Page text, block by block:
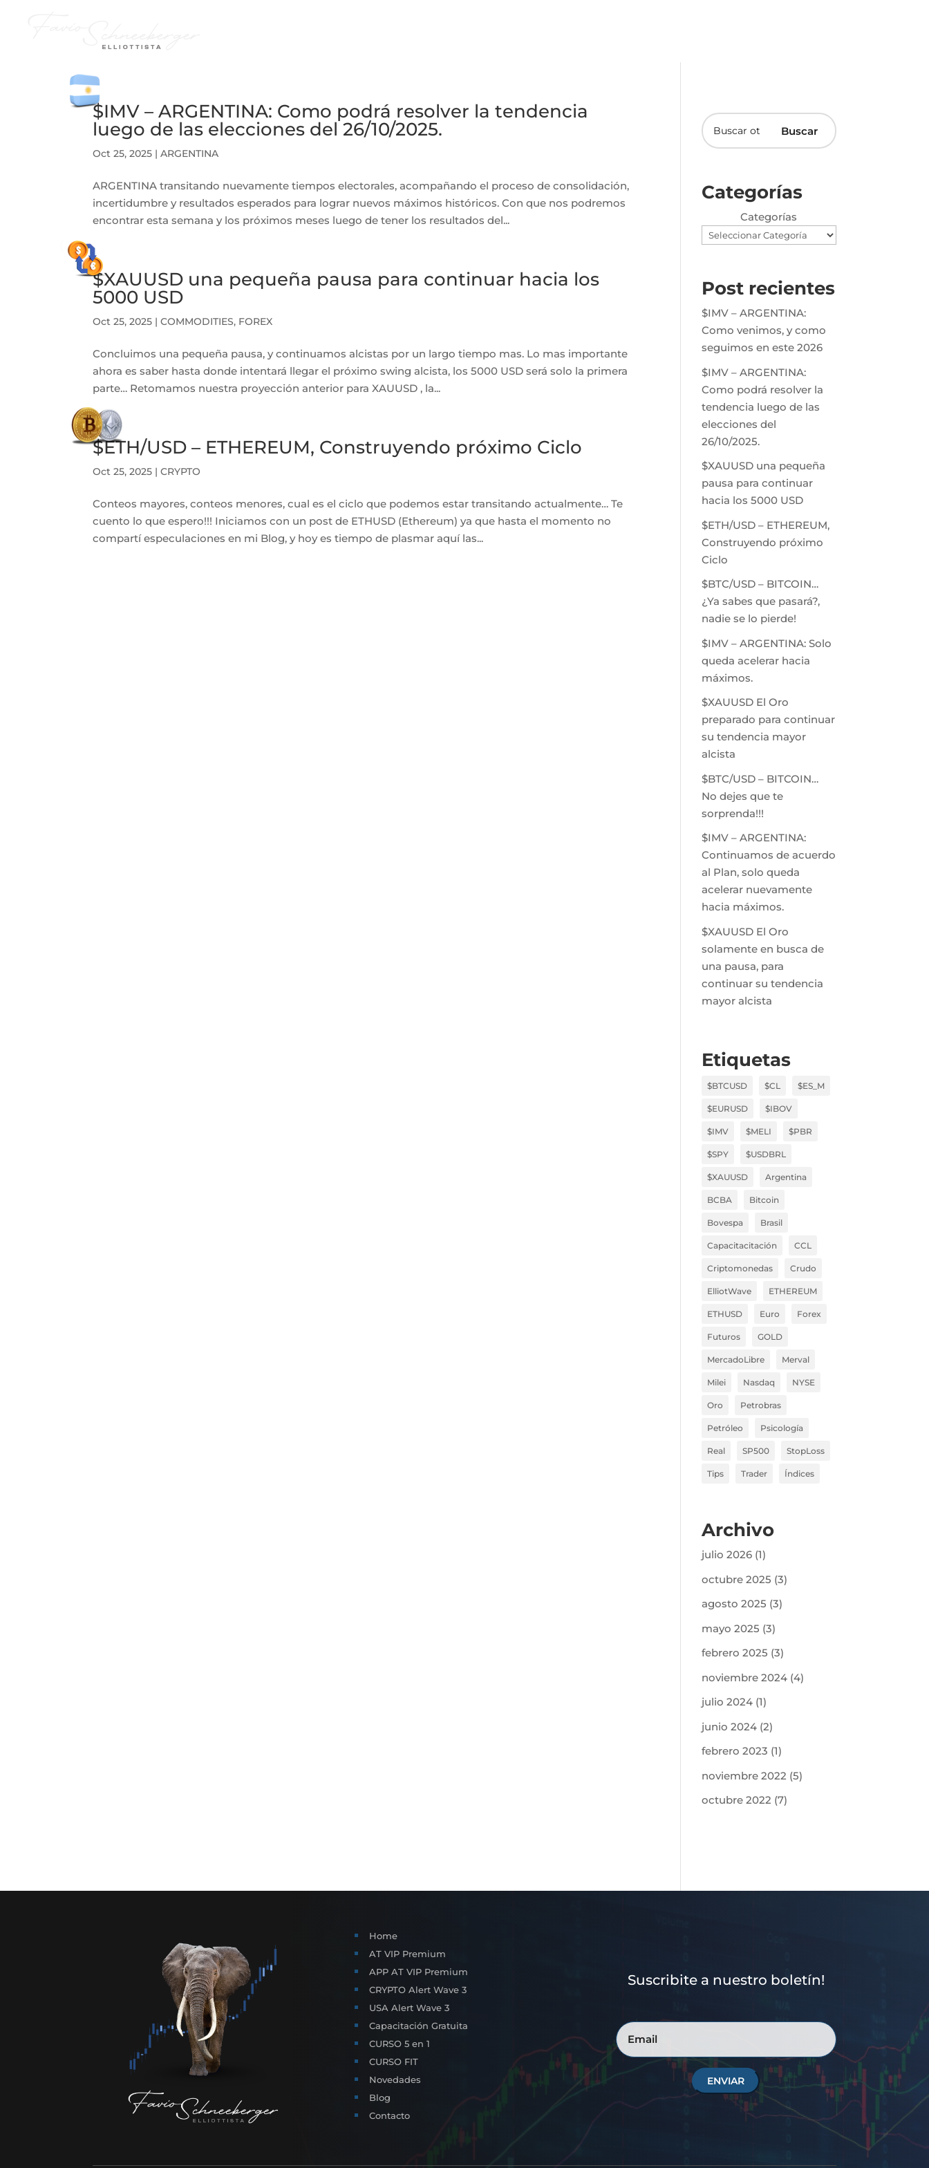
$IMV – ARGENTINA: Como podrá resolver la tendencia
luego de las elecciones del 26/10/2025.
Oct 25, 2025 |ARGENTINA
ARGENTINA transitando nuevamente tiempos electorales, acompañando el proceso de consolidación,
incertidumbre y resultados esperados para lograr nuevos máximos históricos. Con que nos podremos
encontrar esta semana y los próximos meses luego de tener los resultados del...
$XAUUSD una pequeña pausa para continuar hacia los
5000 USD
Oct 25, 2025 |COMMODITIES, FOREX
Concluimos una pequeña pausa, y continuamos alcistas por un largo tiempo mas. Lo mas importante
ahora es saber hasta donde intentará llegar el próximo swing alcista, los 5000 USD será solo la primera
parte… Retomamos nuestra proyección anterior para XAUUSD , la...
$ETH/USD – ETHEREUM, Construyendo próximo Ciclo
Oct 25, 2025 |CRYPTO
Conteos mayores, conteos menores, cual es el ciclo que podemos estar transitando actualmente… Te
cuento lo que espero!!! Iniciamos con un post de ETHUSD (Ethereum) ya que hasta el momento no
compartí especulaciones en mi Blog, y hoy es tiempo de plasmar aquí las...
Categorías
Categorías
Post recientes
$IMV – ARGENTINA:
Como venimos, y como
seguimos en este 2026
$IMV – ARGENTINA:
Como podrá resolver la
tendencia luego de las
elecciones del
26/10/2025.
$XAUUSD una pequeña
pausa para continuar
hacia los 5000 USD
$ETH/USD – ETHEREUM,
Construyendo próximo
Ciclo
$BTC/USD – BITCOIN…
¿Ya sabes que pasará?,
nadie se lo pierde!
$IMV – ARGENTINA: Solo
queda acelerar hacia
máximos.
$XAUUSD El Oro
preparado para continuar
su tendencia mayor
alcista
$BTC/USD – BITCOIN…
No dejes que te
sorprenda!!!
$IMV – ARGENTINA:
Continuamos de acuerdo
al Plan, solo queda
acelerar nuevamente
hacia máximos.
$XAUUSD El Oro
solamente en busca de
una pausa, para
continuar su tendencia
mayor alcista
Etiquetas
$BTCUSD $CL $ES_M
$EURUSD $IBOV
$IMV $MELI $PBR
$SPY $USDBRL
$XAUUSD Argentina
BCBA Bitcoin
Bovespa Brasil
Capacitacitación CCL
Criptomonedas Crudo
ElliotWave ETHEREUM
ETHUSD Euro Forex
Futuros GOLD
MercadoLibre Merval
Milei Nasdaq NYSE
Oro Petrobras
Petróleo Psicología
Real SP500 StopLoss
Tips Trader Índices
Archivo
julio 2026 (1)
octubre 2025 (3)
agosto 2025 (3)
mayo 2025 (3)
febrero 2025 (3)
noviembre 2024 (4)
julio 2024 (1)
junio 2024 (2)
febrero 2023 (1)
noviembre 2022 (5)
octubre 2022 (7)
Home
AT VIP Premium
APP AT VIP Premium
CRYPTO Alert Wave 3
USA Alert Wave 3
Capacitación Gratuita
CURSO 5 en 1
CURSO FIT
Novedades
Blog
Contacto
Suscribite a nuestro boletín!